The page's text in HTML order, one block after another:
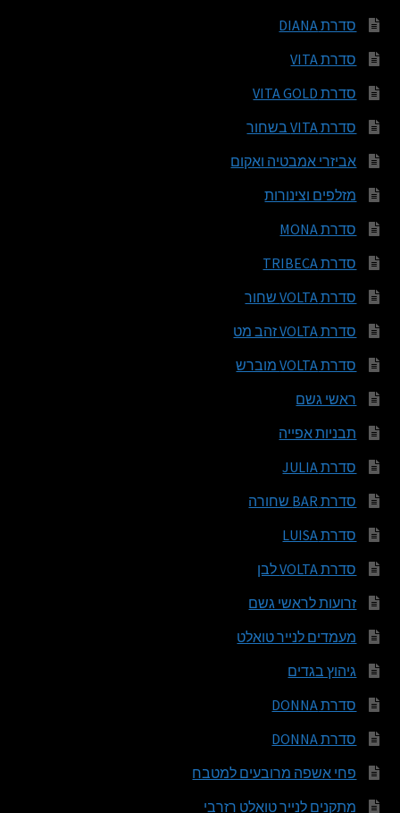
סדרת DIANA
סדרת VITA
סדרת VITA GOLD
סדרת VITA בשחור
אביזרי אמבטיה ואקום
מזלפים וצינורות
סדרת MONA
סדרת TRIBECA
סדרת VOLTA שחור
סדרת VOLTA זהב מט
סדרת VOLTA מוברש
ראשי גשם
תבניות אפייה
סדרת JULIA
סדרת BAR שחורה
סדרת LUISA
סדרת VOLTA לבן
זרועות לראשי גשם
מעמדים לנייר טואלט
גיהוץ בגדים
סדרת DONNA
סדרת DONNA
פחי אשפה מרובעים למטבח
מתקנים לנייר טואלט רזרבי